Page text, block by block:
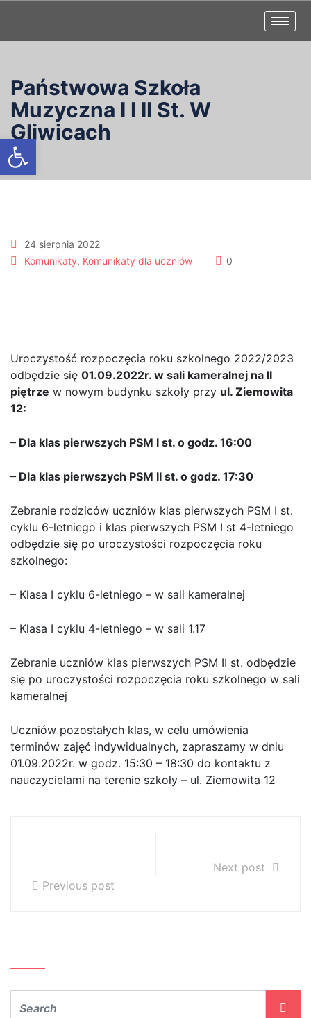
Otwórz pasek narzędzi
Państwowa Szkoła
Muzyczna I I II St. W
Gliwicach
24 sierpnia 2022
Komunikaty, Komunikaty dla uczniów 0
Uroczystość rozpoczęcia roku szkolnego 2022/2023
odbędzie się 01.09.2022r. w sali kameralnej na II
piętrze w nowym budynku szkoły przy ul. Ziemowita
12:
– Dla klas pierwszych PSM I st. o godz. 16:00
– Dla klas pierwszych PSM II st. o godz. 17:30
Zebranie rodziców uczniów klas pierwszych PSM I st.
cyklu 6-letniego i klas pierwszych PSM I st 4-letniego
odbędzie się po uroczystości rozpoczęcia roku
szkolnego:
– Klasa I cyklu 6-letniego – w sali kameralnej
– Klasa I cyklu 4-letniego – w sali 1.17
Zebranie uczniów klas pierwszych PSM II st. odbędzie
się po uroczystości rozpoczęcia roku szkolnego w sali
kameralnej
Uczniów pozostałych klas, w celu umówienia
terminów zajęć indywidualnych, zapraszamy w dniu
01.09.2022r. w godz. 15:30 – 18:30 do kontaktu z
nauczycielami na terenie szkoły – ul. Ziemowita 12
Previous post
Next post